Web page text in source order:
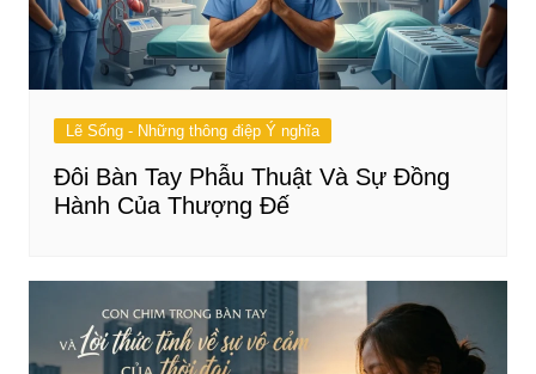
Lẽ Sống - Những thông điệp Ý nghĩa
Đôi Bàn Tay Phẫu Thuật Và Sự Đồng
Hành Của Thượng Đế